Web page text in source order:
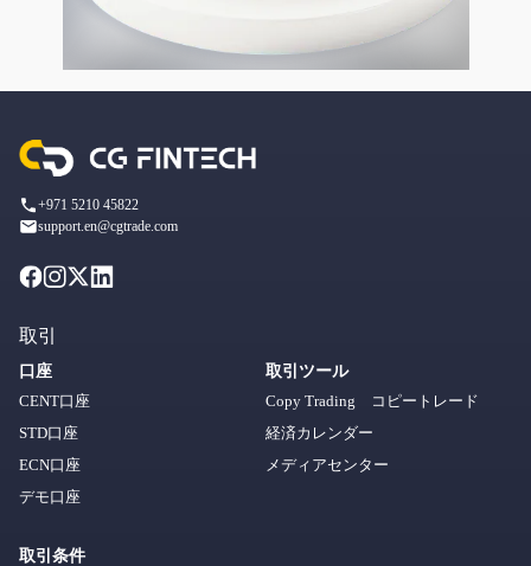
+971 5210 45822
support.en@cgtrade.com
取引
口座
CENT口座
STD口座
ECN口座
デモ口座
取引条件
取引ツール
Copy Trading コピートレード
経済カレンダー
メディアセンター